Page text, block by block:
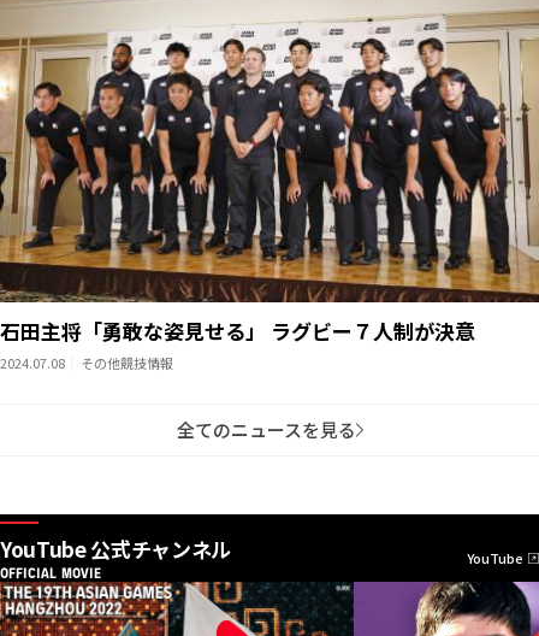
石田主将「勇敢な姿見せる」 ラグビー７人制が決意
2024.07.08 その他競技情報
全てのニュースを見る
YouTube 公式チャンネル
OFFICIAL MOVIE
YouTube